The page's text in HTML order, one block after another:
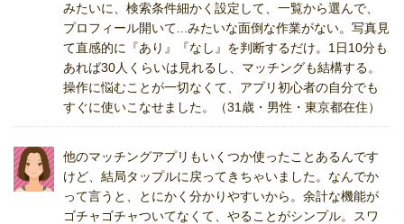
みたいに、検索条件細かく設定して、一覧から選んで、
プロフィール開いて...みたいな面倒な作業がない。写真見
て直感的に『あり』『なし』を判断するだけ。1日10分も
あれば30人くらいは見れるし、マッチングも結構する。
操作に悩むことが一切なくて、アプリ初心者の自分でも
すぐに使いこなせました。（31歳・男性・東京都在住）
他のマッチングアプリもいくつか使ったことあるんです
けど、結局タップルに戻ってきちゃいました。なんでか
って言うと、とにかく分かりやすいから。余計な機能が
ゴチャゴチャついてなくて、やることがシンプル。スワ